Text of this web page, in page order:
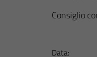
Consiglio
Data: